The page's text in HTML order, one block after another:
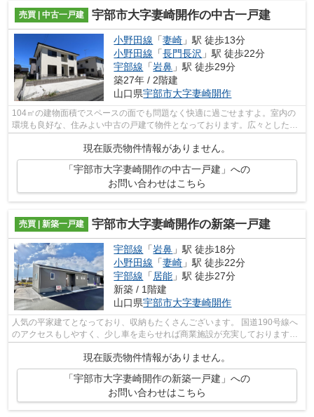
売買 | 中古一戸建 宇部市大字妻崎開作の中古一戸建
小野田線 「妻崎 」駅 徒歩13分
小野田線 「長門長沢 」駅 徒歩22分
宇部線 「岩鼻 」駅 徒歩29分
築27年 / 2階建
山口県宇部市大字妻崎開作
104㎡の建物面積でスペースの面でも問題なく快適に過ごせますよ。室内の
環境も良好な、住みよい中古の戸建て物件となっております。広々としたゆ
とりある室内が魅力的な、4LDKの物件で...
現在販売物件情報がありません。
「宇部市大字妻崎開作の中古一戸建」への
お問い合わせはこちら
売買 | 新築一戸建 宇部市大字妻崎開作の新築一戸建
宇部線 「岩鼻 」駅 徒歩18分
小野田線 「妻崎 」駅 徒歩22分
宇部線 「 居能 」駅 徒歩27分
新築 / 1階建
山口県宇部市大字妻崎開作
人気の平家建てとなっており、収納もたくさんございます。 国道190号線へ
のアクセスもしやすく、少し車を走らせれば商業施設が充実しております。
35年の長期住宅保証付きです。
現在販売物件情報がありません。
「宇部市大字妻崎開作の新築一戸建」への
お問い合わせはこちら